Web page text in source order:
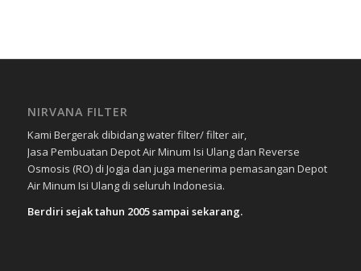
NIRVANA FILTER
Kami Bergerak dibidang water filter/ filter air,
Jasa Pembuatan Depot Air Minum Isi Ulang dan Reverse
Osmosis (RO) di Jogja dan juga menerima pemasangan Depot
Air Minum Isi Ulang di seluruh Indonesia.
Berdiri sejak tahun 2005 sampai sekarang.